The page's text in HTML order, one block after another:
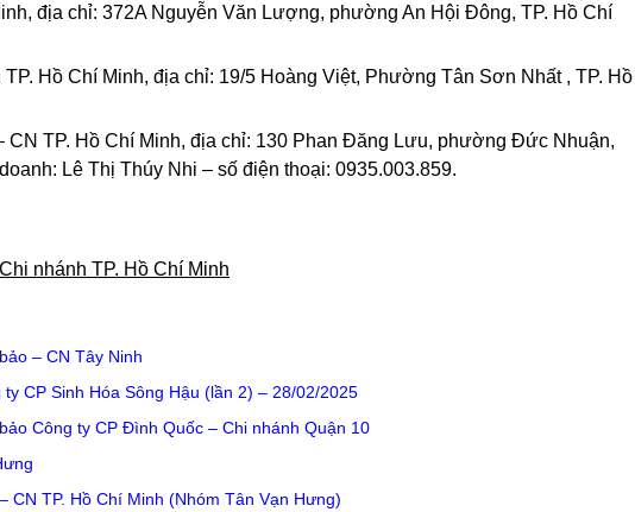
địa chỉ: 372A Nguyễn Văn Lượng, phường An Hội Đông, TP. Hồ Chí
Hồ Chí Minh, địa chỉ: 19/5 Hoàng Việt, Phường Tân Sơn Nhất , TP. Hồ
CN TP. Hồ Chí Minh, địa chỉ: 130 Phan Đăng Lưu, phường Đức Nhuận,
Lê Thị Thúy Nhi – số điện thoại: 0935.003.859.
nhánh TP. Hồ Chí Minh
– CN Tây Ninh
CP Sinh Hóa Sông Hậu (lần 2) – 28/02/2025
Công ty CP Đình Quốc – Chi nhánh Quận 10
CN TP. Hồ Chí Minh (Nhóm Tân Vạn Hưng)